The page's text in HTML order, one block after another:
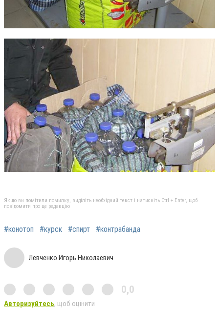
Якщо ви помітили помилку, виділіть необхідний текст і натисніть Ctrl + Enter, щоб
повідомити про це редакцію
#конотоп #курск #спирт #контрабанда
Левченко Игорь Николаевич
0,0
Авторизуйтесь, щоб оцінити